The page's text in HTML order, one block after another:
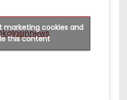
marketing cookies and
this content